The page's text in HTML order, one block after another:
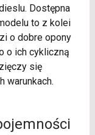
Dostępna
to z kolei
o dobre opony
o ich cykliczną
się
warunkach.